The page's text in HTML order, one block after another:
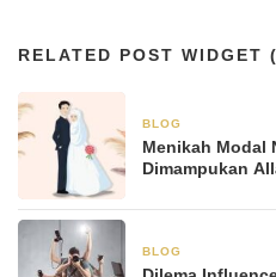
RELATED POST WIDGET
BLOG
Menikah Modal
Dimampukan
BLOG